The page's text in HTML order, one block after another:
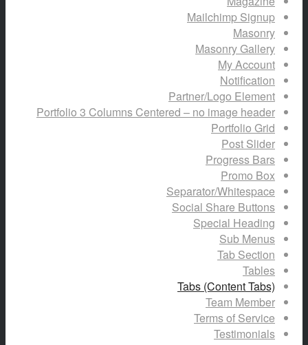
Mailchimp Signup
Masonry
Masonry Gallery
My Account
Notification
Partner/Logo Element
Portfolio 3 Columns Centered – no image header
Portfolio Grid
Post Slider
Progress Bars
Promo Box
Separator/Whitespace
Social Share Buttons
Special Heading
Sub Menus
Tab Section
Tables
Tabs (Content Tabs)
Team Member
Terms of Service
Testimonials